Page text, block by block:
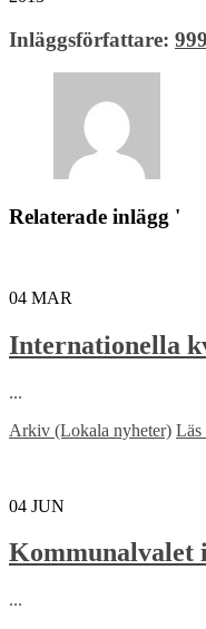
Inläggsförfattare:
Relaterade inlägg '
04 MAR
Internationella
...
Arkiv (Lokala nyheter) Läs
04 JUN
Kommunalvalet
...